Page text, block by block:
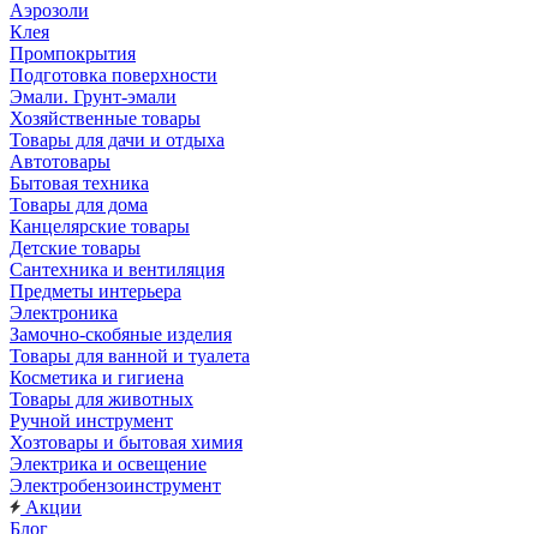
Аэрозоли
Клея
Промпокрытия
Подготовка поверхности
Эмали. Грунт-эмали
Хозяйственные товары
Товары для дачи и отдыха
Автотовары
Бытовая техника
Товары для дома
Канцелярские товары
Детские товары
Сантехника и вентиляция
Предметы интерьера
Электроника
Замочно-скобяные изделия
Товары для ванной и туалета
Косметика и гигиена
Товары для животных
Ручной инструмент
Хозтовары и бытовая химия
Электрика и освещение
Электробензоинструмент
Акции
Блог